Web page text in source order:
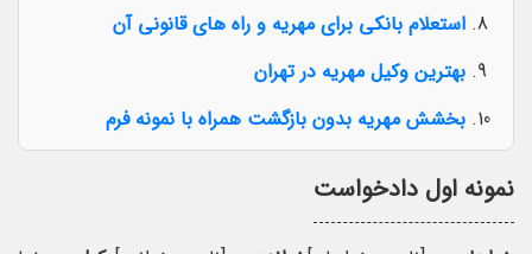
استعلام بانکی برای مهریه و راه های قانونی آن
بهترین وکیل مهریه در تهران
بخشش مهریه بدون بازگشت همراه با نمونه فرم
نمونه اول دادخواست